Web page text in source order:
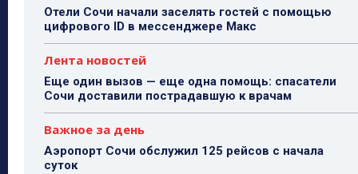
Отели Сочи начали заселять гостей с помощью
цифрового ID в мессенджере Макс
Лента новостей
Еще один вызов — еще одна помощь: спасатели
Сочи доставили пострадавшую к врачам
Важное за день
Аэропорт Сочи обслужил 125 рейсов с начала
суток